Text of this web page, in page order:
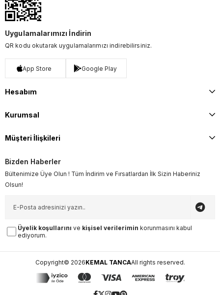
Uygulamalarımızı İndirin
QR kodu okutarak uygulamalarımızı indirebilirsiniz.
App Store Google Play
Hesabım
Kurumsal
Müşteri İlişkileri
Bizden Haberler
Bültenimize Üye Olun ! Tüm İndirim ve Fırsatlardan İlk Sizin Haberiniz
Olsun!
Üyelik koşullarını ve kişisel verilerimin korunmasını kabul
ediyorum.
Copyright© 2026KEMAL TANCAAll rights reserved.